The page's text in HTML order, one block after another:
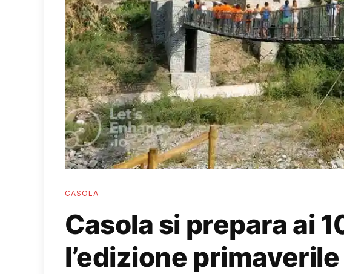
CASOLA
Casola si prepara ai
l’edizione primaverile